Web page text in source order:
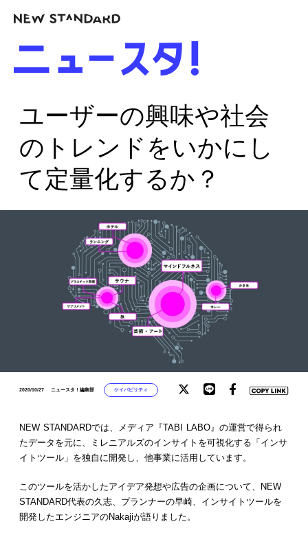
ユーザーの興味や社会
のトレンドをいかにし
て定量化するか？
2020/10/27 ニュースタ！編集部 ケイパビリティ
NEW STANDARDでは、メディア『TABI LABO』の運営で得られ
たデータを元に、ミレニアルズのインサイトを可視化する「インサ
イトツール」を独自に開発し、他事業に活用しています。
このツールを活かしたアイデア発想や広告の企画について、NEW
STANDARD代表の久志、プランナーの早崎、インサイトツールを
開発したエンジニアのNakajiが語りました。